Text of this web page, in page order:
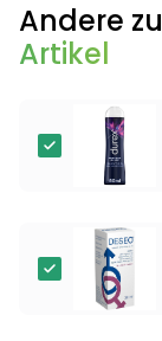
Andere
Artikel